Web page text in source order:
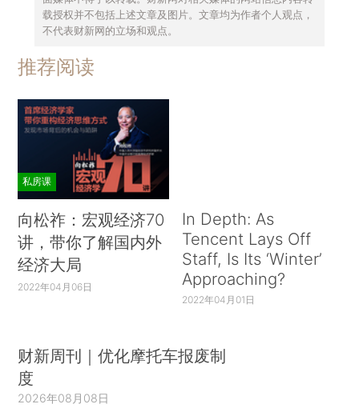
载授权并不包括上述文章及图片。文章均为作者个人观点，
不代表财新网的立场和观点。
推荐阅读
私房课
向松祚：宏观经济70
讲，带你了解国内外
经济大局
2022年04月06日
In Depth: As
Tencent Lays Off
Staff, Is Its ‘Winter’
Approaching?
2022年04月01日
财新周刊｜优化摩托车报废制
度
2026年08月08日